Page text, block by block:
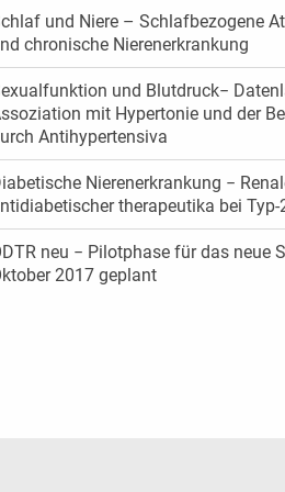
und Niere – Schlafbezogene
chronische Nierenerkrankung
und Blutdruck−
mit Hypertonie und der
Antihypertensiva
Nierenerkrankung −
therapeutika bei Typ-
neu − Pilotphase für das neue
2017 geplant